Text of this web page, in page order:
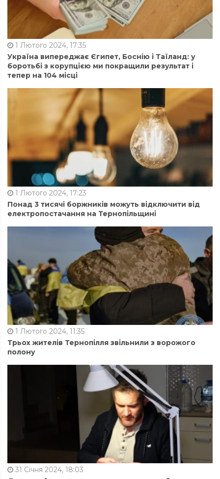
1 Лютого 2024, 17:35
Україна випереджає Єгипет, Боснію і Таїланд: у
боротьбі з корупцією ми покращили результат і
тепер на 104 місці
1 Лютого 2024, 17:23
Понад 3 тисячі боржників можуть відключити від
електропостачання на Тернопільщині
1 Лютого 2024, 11:35
Трьох жителів Тернопілля звільнили з ворожого
полону
31 Січня 2024, 18:03